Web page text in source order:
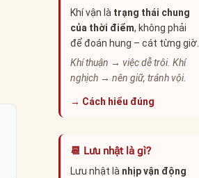
Khí vận là trạng thái chung
của thời điểm, không phải
để đoán hung – cát từng giờ.
Khí thuận → việc dễ trôi. Khí
nghịch → nên giữ, tránh vội.
→ Cách hiểu đúng
📆 Lưu nhật là gì?
Lưu nhật là nhịp vận động